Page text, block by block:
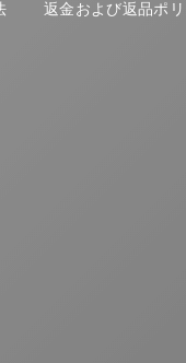
返金および返品ポ